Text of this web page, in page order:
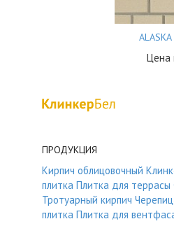
Цена
ПРОДУКЦИЯ
Кирпич облицовочный
плитка Плитка для террасы
Тротуарный кирпич
плитка Плитка для